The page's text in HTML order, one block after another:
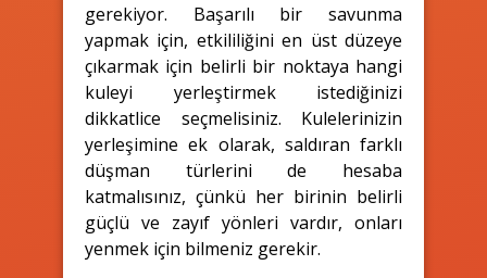
gerekiyor. Başarılı bir savunma
yapmak için, etkililiğini en üst düzeye
çıkarmak için belirli bir noktaya hangi
kuleyi yerleştirmek istediğinizi
dikkatlice seçmelisiniz. Kulelerinizin
yerleşimine ek olarak, saldıran farklı
düşman türlerini de hesaba
katmalısınız, çünkü her birinin belirli
güçlü ve zayıf yönleri vardır, onları
yenmek için bilmeniz gerekir.